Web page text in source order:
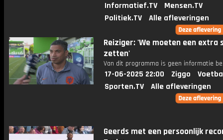
Informatief.TV
Mensen.TV
Politiek.TV
Alle afleveringen
Reiziger: 'We moeten een extra
zetten'
Van dit programma is geen informatie
17-06-2025 22:00 Ziggo
Sporten.TV
Alle afleveringen
Geerds met een persoonlijk